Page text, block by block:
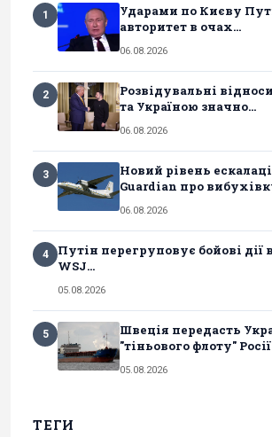
1
Ударами по Києву
авторитет в очах...
06.08.2026
2
Розвідувальні
та Україною значно...
06.08.2026
3
Новий рівень
Guardian про
06.08.2026
4
Путін перегруповує бойові дії
WSJ...
05.08.2026
5
Швеція передасть
"тіньового флоту" Росії
05.08.2026
ТЕГИ